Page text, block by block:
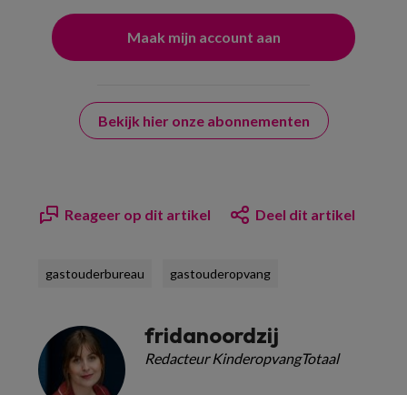
Bekijk hier onze abonnementen
Reageer op dit artikel Deel dit artikel
gastouderbureau gastouderopvang
fridanoordzij
Redacteur KinderopvangTotaal